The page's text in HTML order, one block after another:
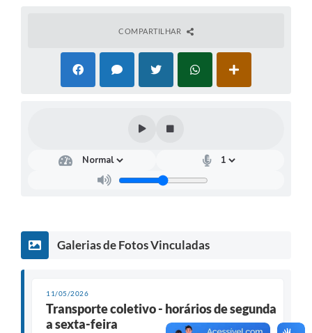
COMPARTILHAR
Galerias de Fotos Vinculadas
11/05/2026
Transporte coletivo - horários de segunda
a sexta-feira